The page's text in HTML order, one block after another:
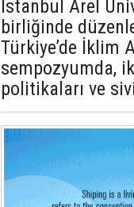
İstanbul Arel
birliğinde
Türkiye’de İklim
sempozyumda,
politikaları ve